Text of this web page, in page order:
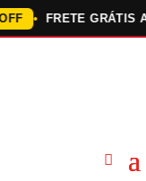
FRETE GRÁTIS